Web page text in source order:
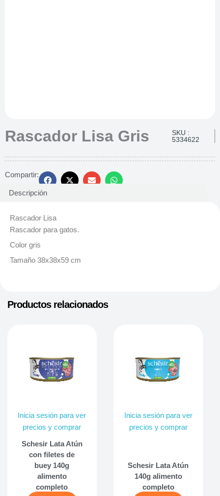
Rascador Lisa Gris
SKU :
5334622
Compartir:
Descripción
Rascador Lisa
Rascador para gatos.
Color gris
Tamaño 38x38x59 cm
Productos relacionados
Inicia sesión para ver
precios y comprar
Schesir Lata Atún
con filetes de
buey 140g
alimento
completo
Inicia sesión para ver
precios y comprar
Schesir Lata Atún
140g alimento
completo